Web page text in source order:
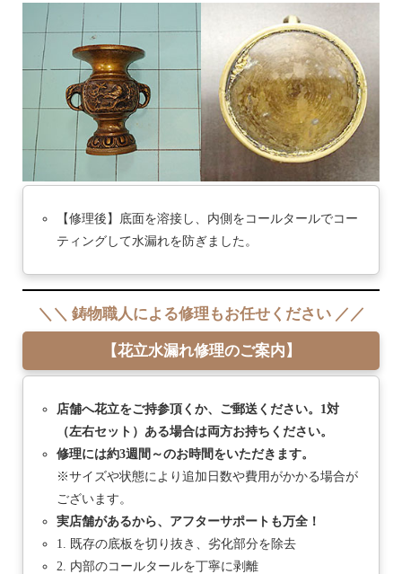
【修理後】底面を溶接し、内側をコールタールでコー
ティングして水漏れを防ぎました。
＼＼ 鋳物職人による修理もお任せください ／／
【花立水漏れ修理のご案内】
店舗へ花立をご持参頂くか、ご郵送ください。1対
（左右セット）ある場合は両方お持ちください。
修理には約3週間～のお時間をいただきます。
※サイズや状態により追加日数や費用がかかる場合が
ございます。
実店舗があるから、アフターサポートも万全！
1. 既存の底板を切り抜き、劣化部分を除去
2. 内部のコールタールを丁寧に剥離